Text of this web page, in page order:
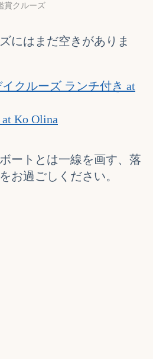
賞クルーズ
にはまだ空きがありま
クルーズ ランチ付き at
Ko Olina
ートとは一線を画す、落
お過ごしください。